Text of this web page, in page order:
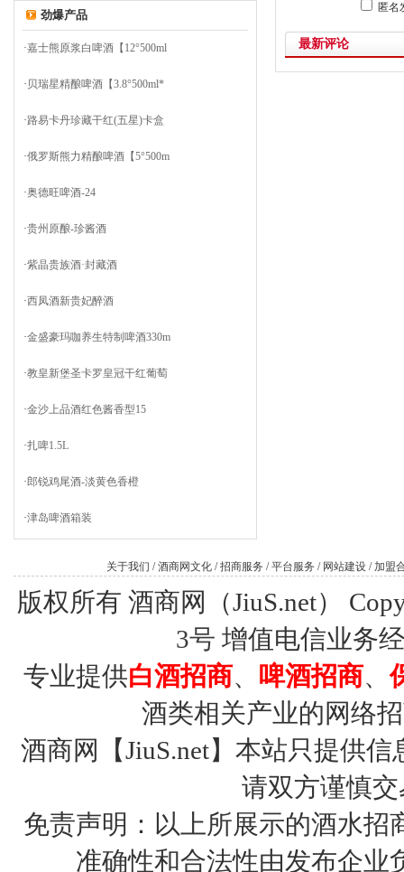
劲爆产品
·嘉士熊原浆白啤酒【12°500ml
· 贝瑞星精酿啤酒【3.8°500ml*
·路易卡丹珍藏干红(五星)卡盒
·俄罗斯熊力精酿啤酒【5°500m
·奥德旺啤酒-24
·贵州原酿-珍酱酒
·紫晶贵族酒·封藏酒
·西凤酒新贵妃醉酒
·金盛豪玛咖养生特制啤酒330m
·教皇新堡圣卡罗皇冠干红葡萄
·金沙上品酒红色酱香型15
·扎啤1.5L
·郎锐鸡尾酒-淡黄色香橙
·津岛啤酒箱装
匿
最新评论
关于我们 /酒商网文化 /招商服务 /平台服务 / 网站建设 /加盟
版权所有 酒商网（JiuS.net）
3号 增值电信业务
专业提供白酒招商、 啤酒招商、
酒类相关产业的网络
酒商网【JiuS.net】本站只提供
请双方谨慎
免责声明：以上所展示的酒水
准确性和合法性由发布企业